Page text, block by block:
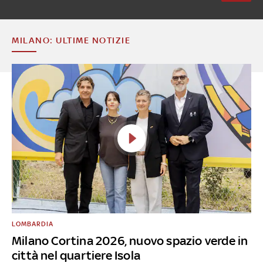
MILANO: ULTIME NOTIZIE
Milano Cortina 2026, nuovo spazio verde in
città nel quartiere Isola
LOMBARDIA